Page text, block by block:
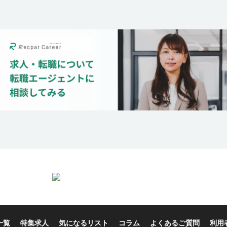
覧 特集求人 気になるリスト コラム よくあるご質問 利用